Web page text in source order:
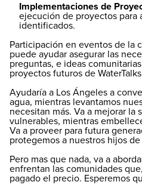
Implementaciones de
ejecución de proyectos para
identificados.
Participación en eventos de la
puede ayudar asegurar las
preguntas, e ideas
proyectos futuros de
Ayudaría a Los Ángeles a
agua, mientras levantamos
necesitan más. Va a mejorar la
vulnerables, mientras
Va a proveer para futura
protegemos a nuestros hijos de
Pero mas que nada, va a
enfrentan las comunidades
pagado el precio. Esperemos